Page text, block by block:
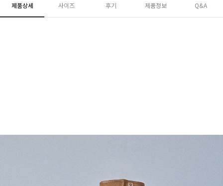
제품상세 사이즈 후기 제품정보 Q&A